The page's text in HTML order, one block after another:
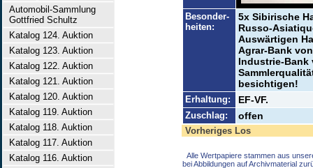
Automobil-Sammlung
Gottfried Schultz
Katalog 124. Auktion
Katalog 123. Auktion
Katalog 122. Auktion
Katalog 121. Auktion
Katalog 120. Auktion
Katalog 119. Auktion
Katalog 118. Auktion
Katalog 117. Auktion
Katalog 116. Auktion
Besonder-
heiten:
5x Sibirische
Russo-
Auswärtigen
Agrar-Bank
Industrie-Bank
besichtigen!
Erhaltung: EF-VF.
Zuschlag: offen
Vorheriges Los
Alle Wertpapiere stammen aus
bei Abbildungen auf Archivmaterial